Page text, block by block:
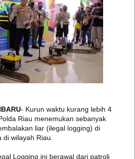
- Kurun waktu kurang lebih 4
Riau menemukan sebanyak
liar (ilegal logging) di
wilayah Riau.
Logging ini berawal dari patroli